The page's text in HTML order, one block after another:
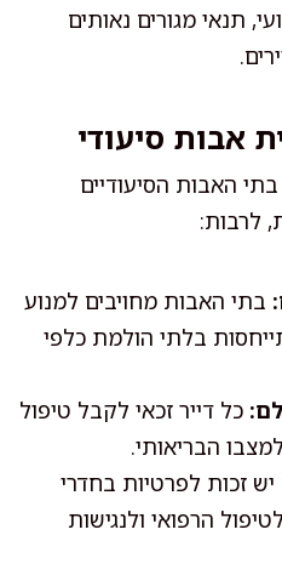
תנאי מגורים נאותים
אבות סיעודי
האבות הסיעודיים
לרבות:
בתי האבות מחויבים למנוע
בלתי הולמת כלפי
כל דייר זכאי לקבל טיפול
הבריאותי.
יש זכות לפרטיות בחדרי
הרפואי ולנגישות